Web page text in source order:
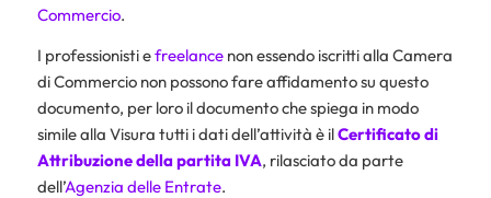
Commercio.
I professionisti efreelancenon essendo iscritti alla Camera
di Commercio non possono fare affidamento su questo
documento, per loro il documento che spiega in modo
simile alla Visura tutti i dati dell’attività è ilCertificato di
Attribuzione della partita IVA, rilasciato da parte
dell’Agenzia delle Entrate.